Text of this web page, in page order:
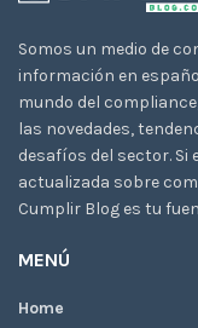
Somos un medio de
información en
mundo del
las novedades,
desafíos del sector.
actualizada sobre
Cumplir Blog es tu
MENÚ
Home